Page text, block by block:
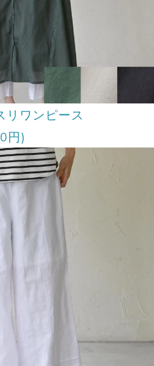
リワンピース
円)